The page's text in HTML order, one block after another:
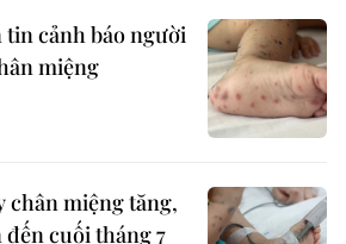
cảnh báo người
miệng
chân miệng tăng,
cuối tháng 7